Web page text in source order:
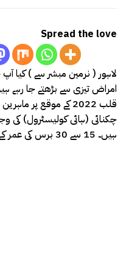
Spread the love
لاہور ( نرمین مبشر سے ) کیا
امراض تیزی سے بڑھتے جا رہے
قلب 2022 کے موقع
چکنائی (ہائی کولیسٹرول) کی
ہیں۔ 15 سے 30 برس کی عمر کے